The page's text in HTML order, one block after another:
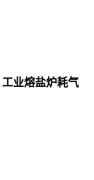
工业熔盐炉耗气